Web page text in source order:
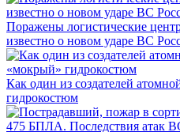
Поражены логистические
известно о новом ударе ВС
Как один из создателей
гидрокостюм